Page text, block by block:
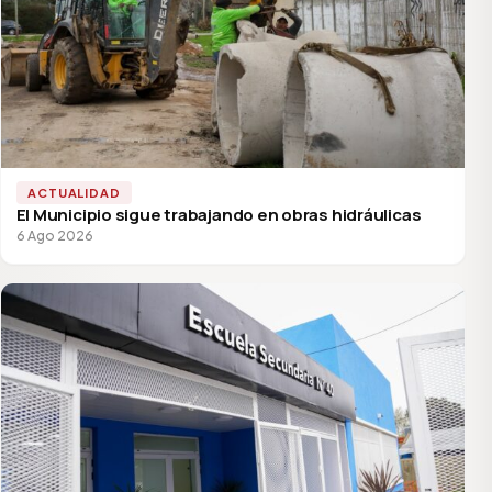
ACTUALIDAD
El Municipio sigue trabajando en obras hidráulicas
6 Ago 2026